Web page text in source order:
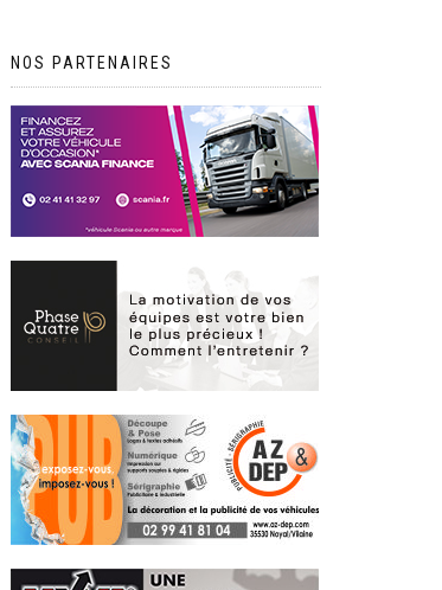
NOS PARTENAIRES